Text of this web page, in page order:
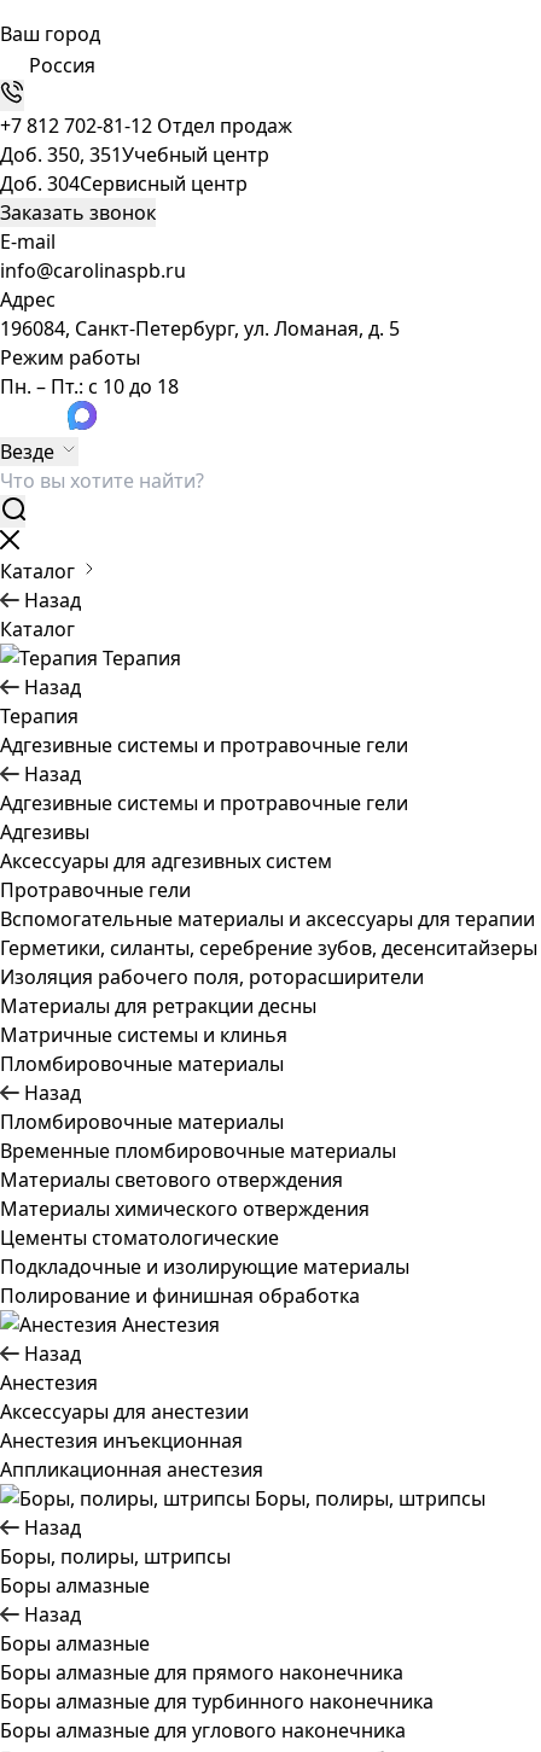
Ваш город
Россия
+7 812 702-81-12 Отдел продаж
Доб. 350, 351Учебный центр
Доб. 304Сервисный центр
Заказать звонок
E-mail
info@carolinaspb.ru
Адрес
196084, Санкт-Петербург, ул. Ломаная, д. 5
Режим работы
Пн. – Пт.: с 10 до 18
Везде
Каталог
Назад
Каталог
Терапия
Назад
Терапия
Адгезивные системы и протравочные гели
Назад
Адгезивные системы и протравочные гели
Адгезивы
Аксессуары для адгезивных систем
Протравочные гели
Вспомогательные материалы и аксессуары для терапии
Герметики, силанты, серебрение зубов, десенситайзеры
Изоляция рабочего поля, роторасширители
Материалы для ретракции десны
Матричные системы и клинья
Пломбировочные материалы
Назад
Пломбировочные материалы
Временные пломбировочные материалы
Материалы светового отверждения
Материалы химического отверждения
Цементы стоматологические
Подкладочные и изолирующие материалы
Полирование и финишная обработка
Анестезия
Назад
Анестезия
Аксессуары для анестезии
Анестезия инъекционная
Аппликационная анестезия
Боры, полиры, штрипсы
Назад
Боры, полиры, штрипсы
Боры алмазные
Назад
Боры алмазные
Боры алмазные для прямого наконечника
Боры алмазные для турбинного наконечника
Боры алмазные для углового наконечника